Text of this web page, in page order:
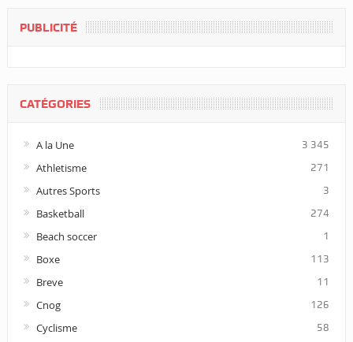
PUBLICITÉ
CATÉGORIES
A la Une 3 345
Athletisme 271
Autres Sports 3
Basketball 274
Beach soccer 1
Boxe 113
Breve 11
Cnog 126
Cyclisme 58